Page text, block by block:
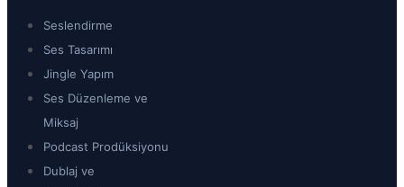
Seslendirme
Ses Tasarımı
Jingle Yapım
Ses Düzenleme ve
Miksaj
Podcast Prodüksiyonu
Dublaj ve